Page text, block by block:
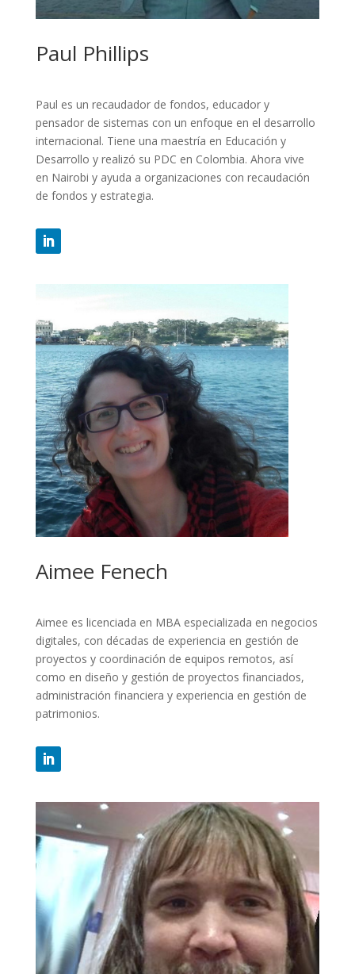
Paul Phillips
Paul es un recaudador de fondos, educador y
pensador de sistemas con un enfoque en el desarrollo
internacional. Tiene una maestría en Educación y
Desarrollo y realizó su PDC en Colombia. Ahora vive
en Nairobi y ayuda a organizaciones con recaudación
de fondos y estrategia.
Aimee Fenech
Aimee es licenciada en MBA especializada en negocios
digitales, con décadas de experiencia en gestión de
proyectos y coordinación de equipos remotos, así
como en diseño y gestión de proyectos financiados,
administración financiera y experiencia en gestión de
patrimonios.